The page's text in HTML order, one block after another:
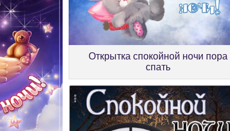
Открытка спокойной ночи пора
спать